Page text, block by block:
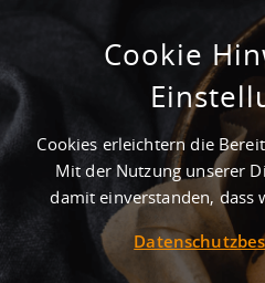
Projektierter
Logistikfläche
Neumünster
Cookie
Cookies erleichtern die
Mit der Nutzung unserer
damit einverstanden, dass